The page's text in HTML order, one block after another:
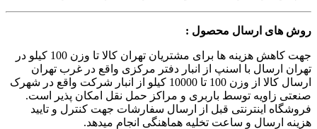
روش های ارسال محصول :
جهت کاهش هزینه ها برای مشتریان تهران کالا تا وزن 100 کیلو در
تهران ارسال با اسنپ از انبار دفتر مرکزی واقع در غرب تهران
ارسال کالا از وزن 100 تا 10000 کیلو از انبار شرکت واقع در شهرک
صنعتی زاویه توسط باربری و مراکز حمل نقل امکان پذیر است.
فروشگاه اینترنتی قبل از ارسال سفارشات جهت کنترل و تایید
هزینه ارسال و ساعت تخلیه هماهنگی انجام میدهد.